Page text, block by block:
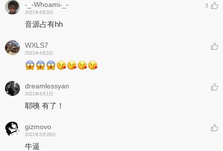
-_-Whoami-_-
2021年4月3日
3
音源占有hh
WXLS7
2021年4月2日
dreamlessyan
2021年4月1日
耶咦 有了！
gizmovo
2021年3月28日
牛逼